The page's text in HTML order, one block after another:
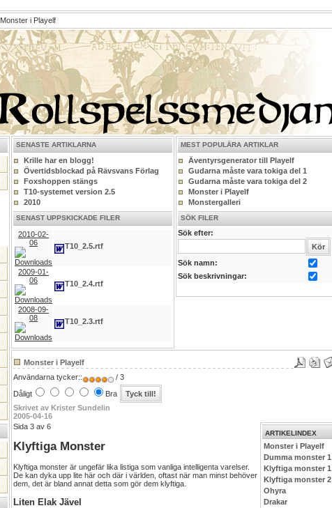
Monster i Playelf
SENASTE ARTIKLARNA
Krille har en blogg!
Övertidsblockad på Rävsvans Förlag
Foxshoppen stängs
T10-systemet version 2.5
2010
SENAST UPPSKICKADE FILER
2010-02-
06
T10_2.5.rtf
2009-01-
06
T10_2.4.rtf
2008-09-
08
T10_2.3.rtf
MEST POPULÄRA ARTIKLAR
Äventyrsgenerator till Playelf
Gudarna måste vara tokiga del 1
Gudarna måste vara tokiga del 2
Monster i Playelf
Monstergalleri
SÖK FILER
Sök efter:
Sök namn:
Sök beskrivningar:
Monster i Playelf
Användarna tycker::
/ 3
Dåligt
Bra
Skrivet av Krister Sundelin
2005-04-16
ARTIKELINDEX
Monster i Playelf
Dumma monster 1
Klyftiga monster 1
Klyftiga monster 2
Ohyra
Drakar
Sida 3 av 6
Klyftiga Monster
Klyftiga monster är ungefär lika listiga som vanliga intelligenta varelser.
De kan dyka upp lite här och där i världen, oftast när man minst behöver
dem, det är bland annat detta som gör dem klyftiga.
Liten Elak Jävel